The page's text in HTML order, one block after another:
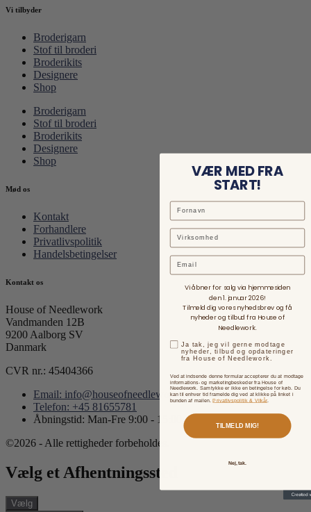
Vi tilbyder
Broderigarn
Stof til broderi
Broderikits
Designere
Shop
Broderigarn
Stof til broderi
Broderikits
Designere
Shop
Mød os
Kontakt
Forhandlere
Privatlivspolitik
Handelsbetingelser
Kontakt os
House of Needlework
Vandmanden 12B
9200 Aalborg SV
Danmark
CVR nr.: 45404366
Email: info@houseofneedlework.com
Telefon: +45 81655781
Åbningstid: Man-Fre 9:00 - 15:00
©2026 - Alle rettigheder forbeholdes.
Vælg et Afhentningssted
Vælg
VÆR MED FRA
START!
Email
Vi åbner for salg via hjemmesiden
den 1. januar 2026!
Tilmeld dig vores nyhedsbrev og få
nyheder og tilbud fra House of
Needlework.
Ja tak, jeg vil gerne modtage
nyheder, tilbud og opdateringer
fra House of Needlework.
Ved at indsende denne formular accepterer du at modtage
informations- og marketingbeskeder fra House of
Needlework. Samtykke er ikke en betingelse for køb. Du
kan til enhver tid framelde dig ved at klikke på linket i
bunden af mailen.Privatlivspolitik & Vilkår.
TILMELD MIG!
Nej, tak.